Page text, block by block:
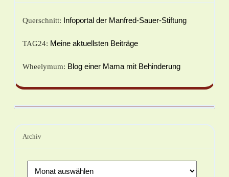
Querschnitt: Infoportal der Manfred-Sauer-Stiftung
TAG24: Meine aktuellsten Beiträge
Wheelymum: Blog einer Mama mit Behinderung
Archiv